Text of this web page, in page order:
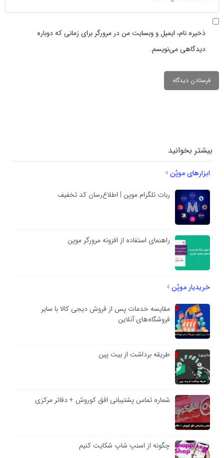
ذخیره نام، ایمیل و وبسایت من در مرورگر برای زمانی که دوباره
دیدگاهی می‌نویسم.
بیشتر بخوانید
ابزارهای موپُن
ربات تلگرام موپن | اطلاع‌رسان کد تخفیف
راهنمای استفاده از افزونه مرورگر موپن
خریدیار موپُن
مقایسه خدمات پس از فروش دیجی کالا با سایر
فروشگاه‌های آنلاین
طریقه برداشت از بیت پین
شماره تماس پشتیبانی افق کوروش + دفاتر مرکزی
چگونه از اسنپ شاپ شکایت کنیم